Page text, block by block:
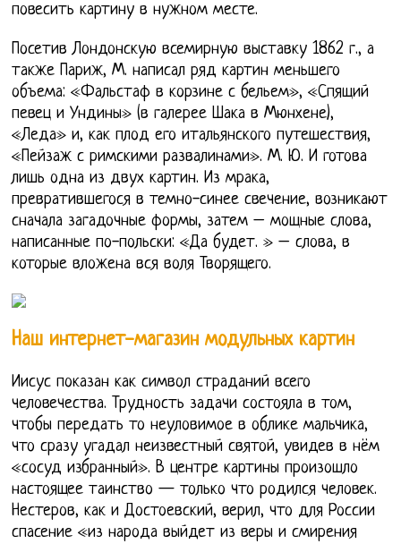
повесить картину в нужном месте.
Посетив Лондонскую всемирную выставку 1862 г., а
также Париж, М. написал ряд картин меньшего
объема: «Фальстаф в корзине с бельем», «Спящий
певец и Ундины» (в галерее Шака в Мюнхене),
«Леда» и, как плод его итальянского путешествия,
«Пейзаж с римскими развалинами». М. Ю. И готова
лишь одна из двух картин. Из мрака,
превратившегося в темно-синее свечение, возникают
сначала загадочные формы, затем – мощные слова,
написанные по-польски: «Да будет. » – слова, в
которые вложена вся воля Творящего.
Наш интернет-магазин модульных картин
Иисус показан как символ страданий всего
человечества. Трудность задачи состояла в том,
чтобы передать то неуловимое в облике мальчика,
что сразу угадал неизвестный святой, увидев в нём
«сосуд избранный». В центре картины произошло
настоящее таинство — только что родился человек.
Нестеров, как и Достоевский, верил, что для России
спасение «из народа выйдет из веры и смирения